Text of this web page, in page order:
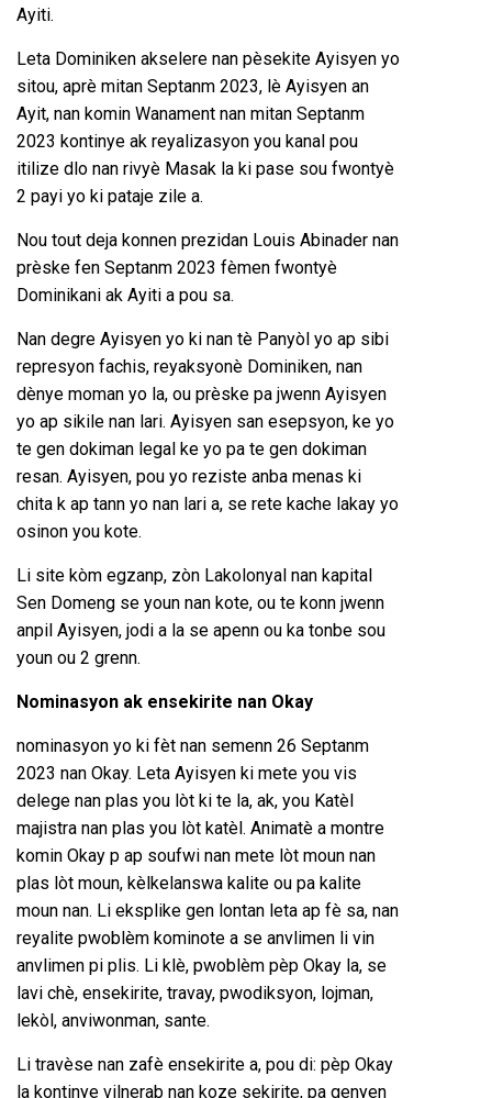
Ayiti.
Leta Dominiken akselere nan pèsekite Ayisyen yo
sitou, aprè mitan Septanm 2023, lè Ayisyen an
Ayit, nan komin Wanament nan mitan Septanm
2023 kontinye ak reyalizasyon you kanal pou
itilize dlo nan rivyè Masak la ki pase sou fwontyè
2 payi yo ki pataje zile a.
Nou tout deja konnen prezidan Louis Abinader nan
prèske fen Septanm 2023 fèmen fwontyè
Dominikani ak Ayiti a pou sa.
Nan degre Ayisyen yo ki nan tè Panyòl yo ap sibi
represyon fachis, reyaksyonè Dominiken, nan
dènye moman yo la, ou prèske pa jwenn Ayisyen
yo ap sikile nan lari. Ayisyen san esepsyon, ke yo
te gen dokiman legal ke yo pa te gen dokiman
resan. Ayisyen, pou yo reziste anba menas ki
chita k ap tann yo nan lari a, se rete kache lakay yo
osinon you kote.
Li site kòm egzanp, zòn Lakolonyal nan kapital
Sen Domeng se youn nan kote, ou te konn jwenn
anpil Ayisyen, jodi a la se apenn ou ka tonbe sou
youn ou 2 grenn.
Nominasyon ak ensekirite nan Okay
nominasyon yo ki fèt nan semenn 26 Septanm
2023 nan Okay. Leta Ayisyen ki mete you vis
delege nan plas you lòt ki te la, ak, you Katèl
majistra nan plas you lòt katèl. Animatè a montre
komin Okay p ap soufwi nan mete lòt moun nan
plas lòt moun, kèlkelanswa kalite ou pa kalite
moun nan. Li eksplike gen lontan leta ap fè sa, nan
reyalite pwoblèm kominote a se anvlimen li vin
anvlimen pi plis. Li klè, pwoblèm pèp Okay la, se
lavi chè, ensekirite, travay, pwodiksyon, lojman,
lekòl, anviwonman, sante.
Li travèse nan zafè ensekirite a, pou di: pèp Okay
la kontinye vilnerab nan koze sekirite, pa genyen